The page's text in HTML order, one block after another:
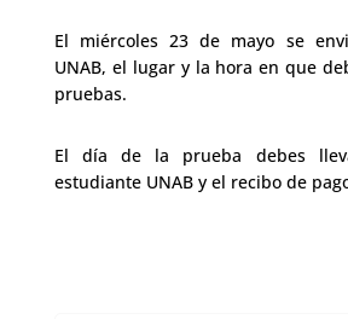
El miércoles 23 de mayo se
UNAB, el lugar y la hora en que
pruebas.
El día de la prueba debes
estudiante UNAB y el recibo de